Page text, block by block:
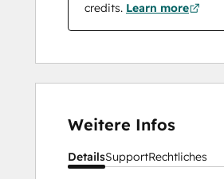
credits. Learn more
Weitere Infos
DetailsSupportRechtliches